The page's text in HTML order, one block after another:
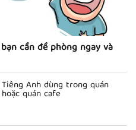
cần đề phòng ngay và
Anh dùng trong quán
quán cafe